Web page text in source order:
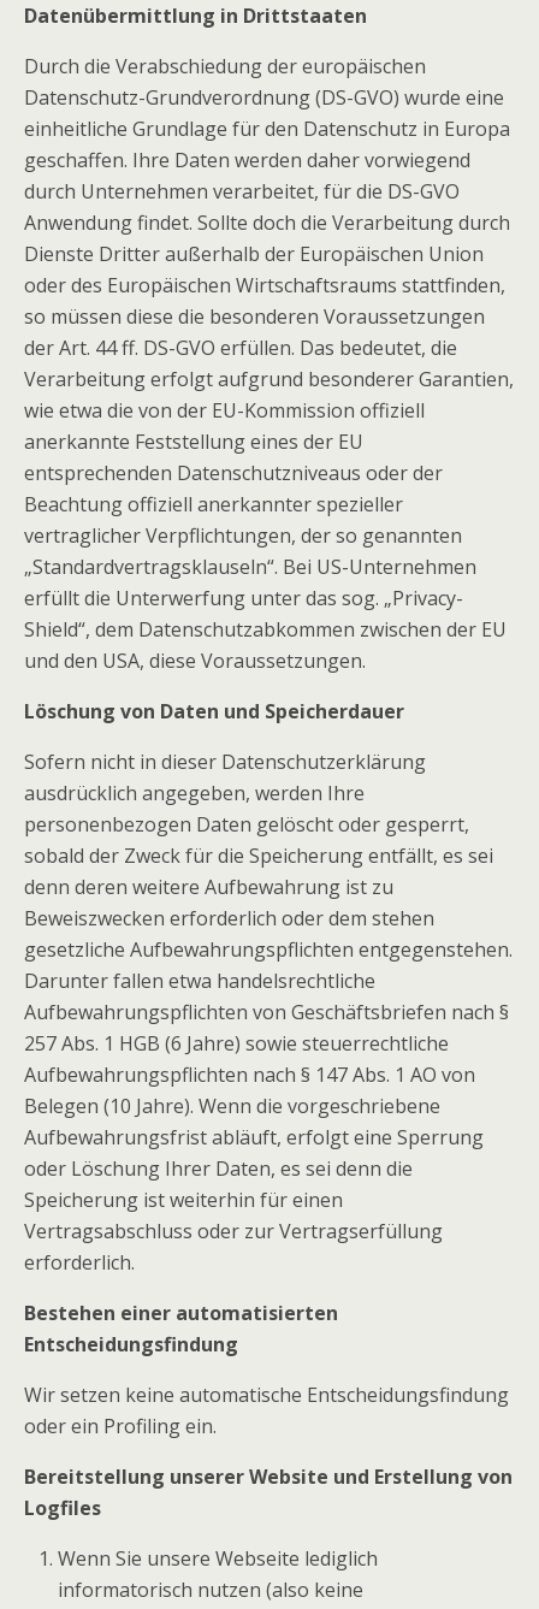
Datenübermittlung in Drittstaaten
Durch die Verabschiedung der europäischen
Datenschutz-Grundverordnung (DS-GVO) wurde eine
einheitliche Grundlage für den Datenschutz in Europa
geschaffen. Ihre Daten werden daher vorwiegend
durch Unternehmen verarbeitet, für die DS-GVO
Anwendung findet. Sollte doch die Verarbeitung durch
Dienste Dritter außerhalb der Europäischen Union
oder des Europäischen Wirtschaftsraums stattfinden,
so müssen diese die besonderen Voraussetzungen
der Art. 44 ff. DS-GVO erfüllen. Das bedeutet, die
Verarbeitung erfolgt aufgrund besonderer Garantien,
wie etwa die von der EU-Kommission offiziell
anerkannte Feststellung eines der EU
entsprechenden Datenschutzniveaus oder der
Beachtung offiziell anerkannter spezieller
vertraglicher Verpflichtungen, der so genannten
„Standardvertragsklauseln“. Bei US-Unternehmen
erfüllt die Unterwerfung unter das sog. „Privacy-
Shield“, dem Datenschutzabkommen zwischen der EU
und den USA, diese Voraussetzungen.
Löschung von Daten und Speicherdauer
Sofern nicht in dieser Datenschutzerklärung
ausdrücklich angegeben, werden Ihre
personenbezogen Daten gelöscht oder gesperrt,
sobald der Zweck für die Speicherung entfällt, es sei
denn deren weitere Aufbewahrung ist zu
Beweiszwecken erforderlich oder dem stehen
gesetzliche Aufbewahrungspflichten entgegenstehen.
Darunter fallen etwa handelsrechtliche
Aufbewahrungspflichten von Geschäftsbriefen nach §
257 Abs. 1 HGB (6 Jahre) sowie steuerrechtliche
Aufbewahrungspflichten nach § 147 Abs. 1 AO von
Belegen (10 Jahre). Wenn die vorgeschriebene
Aufbewahrungsfrist abläuft, erfolgt eine Sperrung
oder Löschung Ihrer Daten, es sei denn die
Speicherung ist weiterhin für einen
Vertragsabschluss oder zur Vertragserfüllung
erforderlich.
Bestehen einer automatisierten
Entscheidungsfindung
Wir setzen keine automatische Entscheidungsfindung
oder ein Profiling ein.
Bereitstellung unserer Website und Erstellung von
Logfiles
Wenn Sie unsere Webseite lediglich
informatorisch nutzen (also keine